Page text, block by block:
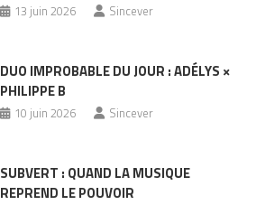
13 juin 2026 Sincever
DUO IMPROBABLE DU JOUR : ADÉLYS ×
PHILIPPE B
10 juin 2026 Sincever
SUBVERT : QUAND LA MUSIQUE
REPREND LE POUVOIR